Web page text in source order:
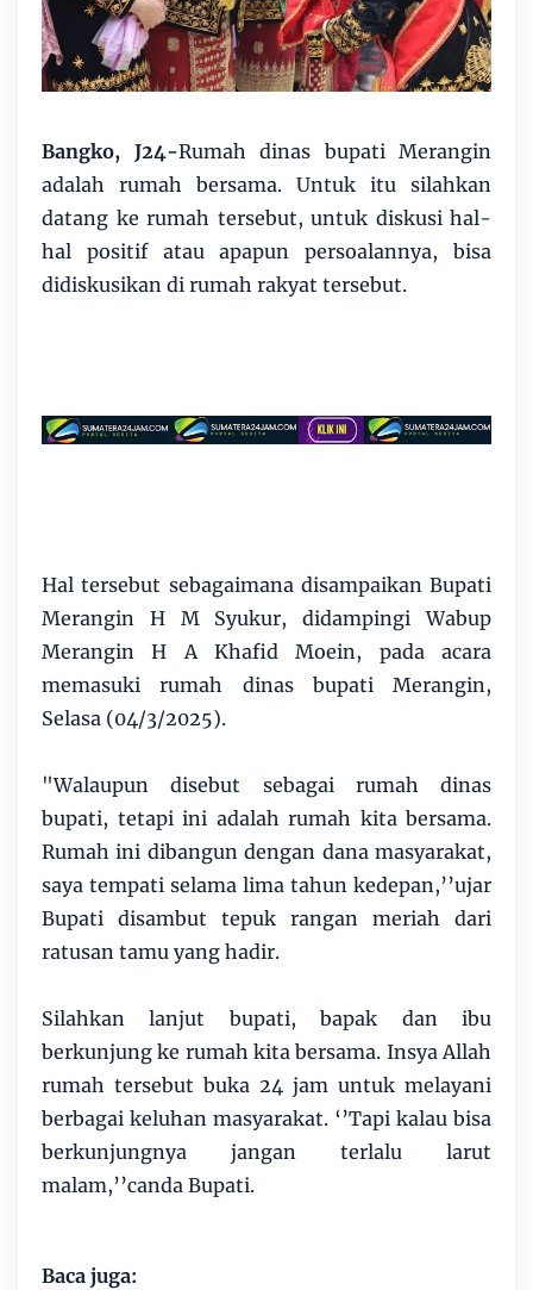
Bangko, J24-Rumah dinas bupati Merangin
adalah rumah bersama. Untuk itu silahkan
datang ke rumah tersebut, untuk diskusi hal-
hal positif atau apapun persoalannya, bisa
didiskusikan di rumah rakyat tersebut.
Hal tersebut sebagaimana disampaikan Bupati
Merangin H M Syukur, didampingi Wabup
Merangin H A Khafid Moein, pada acara
memasuki rumah dinas bupati Merangin,
Selasa (04/3/2025).
"Walaupun disebut sebagai rumah dinas
bupati, tetapi ini adalah rumah kita bersama.
Rumah ini dibangun dengan dana masyarakat,
saya tempati selama lima tahun kedepan,’’ujar
Bupati disambut tepuk rangan meriah dari
ratusan tamu yang hadir.
Silahkan lanjut bupati, bapak dan ibu
berkunjung ke rumah kita bersama. Insya Allah
rumah tersebut buka 24 jam untuk melayani
berbagai keluhan masyarakat. ‘’Tapi kalau bisa
berkunjungnya jangan terlalu larut
malam,’’canda Bupati.
Baca juga: